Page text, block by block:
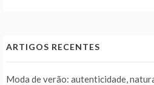
ARTIGOS RECENTES
Moda de verão: autenticidade,